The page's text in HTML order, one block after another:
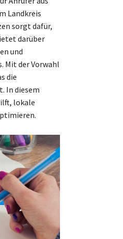
Landkreis
sorgt dafür,
darüber
und
Mit der Vorwahl
die
In diesem
lokale